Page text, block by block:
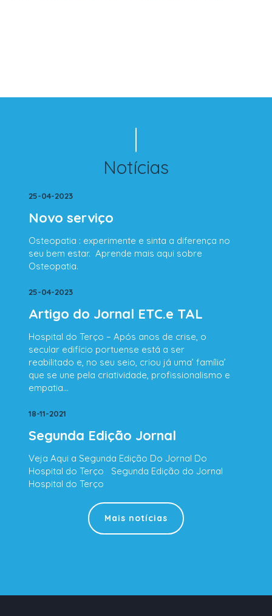
Notícias
25-04-2023
Novo serviço
Osteopatia : experimente e sinta a diferença no
seu bem estar. Aprende mais aqui sobre
Osteopatia.
25-04-2023
Artigo do Jornal ETC.e TAL
Hospital do Terço – Após anos de crise, o
secular edifício portuense está a ser
reabilitado e, no seu seio, criou já uma’ família’
que se une pela criatividade, profissionalismo e
empatia…
18-11-2021
Segunda Edição Jornal
Veja Aqui a Segunda Edição Do Jornal Do
Hospital do Terço Segunda Edição do Jornal
Hospital do Terço
Mais notícias